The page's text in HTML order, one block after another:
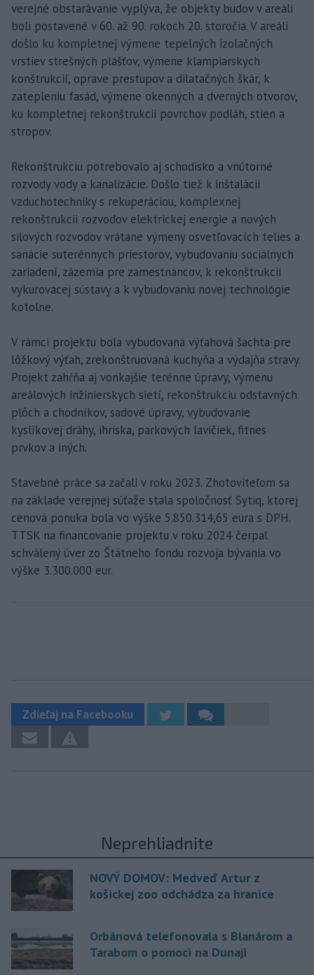
verejné obstarávanie vyplýva, že objekty budov v areáli
boli postavené v 60. až 90. rokoch 20. storočia. V areáli
došlo ku kompletnej výmene tepelných izolačných
vrstiev strešných plášťov, výmene klampiarskych
konštrukcií, oprave prestupov a dilatačných škár, k
zatepleniu fasád, výmene okenných a dverných otvorov,
ku kompletnej rekonštrukcii povrchov podláh, stien a
stropov.
Rekonštrukciu potrebovalo aj schodisko a vnútorné
rozvody vody a kanalizácie. Došlo tiež k inštalácii
vzduchotechniky s rekuperáciou, komplexnej
rekonštrukcii rozvodov elektrickej energie a nových
silových rozvodov vrátane výmeny osvetľovacích telies a
sanácie suterénnych priestorov, vybudovaniu sociálnych
zariadení, zázemia pre zamestnancov, k rekonštrukcii
vykurovacej sústavy a k vybudovaniu novej technológie
kotolne.
V rámci projektu bola vybudovaná výťahová šachta pre
lôžkový výťah, zrekonštruovaná kuchyňa a výdajňa stravy.
Projekt zahŕňa aj vonkajšie terénne úpravy, výmenu
areálových inžinierskych sietí, rekonštrukciu odstavných
plôch a chodníkov, sadové úpravy, vybudovanie
kyslíkovej dráhy, ihriska, parkových lavičiek, fitnes
prvkov a iných.
Stavebné práce sa začali v roku 2023. Zhotoviteľom sa
na základe verejnej súťaže stala spoločnosť Sytiq, ktorej
cenová ponuka bola vo výške 5.850.314,65 eura s DPH.
TTSK na financovanie projektu v roku 2024 čerpal
schválený úver zo Štátneho fondu rozvoja bývania vo
výške 3.300.000 eur.
Zdieľaj na Facebooku
Neprehliadnite
NOVÝ DOMOV: Medveď Artur z
košickej zoo odchádza za hranice
Orbánová telefonovala s Blanárom a
Tarabom o pomoci na Dunaji